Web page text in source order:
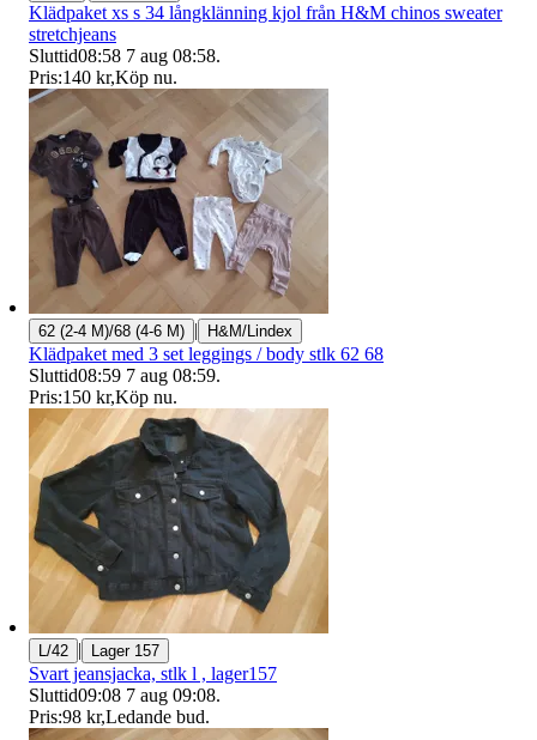
Klädpaket xs s 34 långklänning kjol från H&M chinos sweater
stretchjeans
Sluttid08:58 7 aug 08:58.
Pris:140 kr,Köp nu.
62 (2-4 M)/68 (4-6 M) | H&M/Lindex
Klädpaket med 3 set leggings / body stlk 62 68
Sluttid08:59 7 aug 08:59.
Pris:150 kr,Köp nu.
L/42 | Lager 157
Svart jeansjacka, stlk l , lager157
Sluttid09:08 7 aug 09:08.
Pris:98 kr,Ledande bud.